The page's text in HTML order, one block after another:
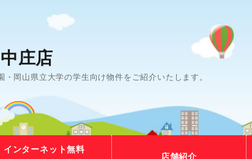
庄店
・岡山県立大学の学生向け物件をご紹介いたします。
インターネット無料
店舗紹介